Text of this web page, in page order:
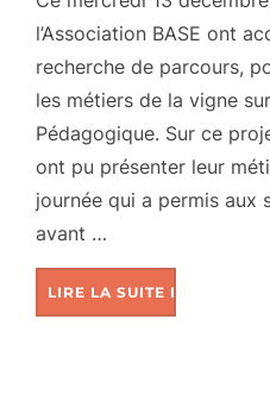
l’Association BASE ont
recherche de parcours,
les métiers de la vigne
Pédagogique. Sur ce
ont pu présenter leur
journée qui a permis aux
avant …
LIRE LA SUITE DE